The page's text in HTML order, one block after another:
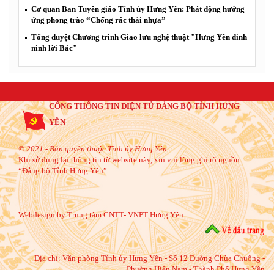
Cơ quan Ban Tuyên giáo Tỉnh ủy Hưng Yên: Phát động hưởng
ứng phong trào “Chống rác thải nhựa”
Tổng duyệt Chương trình Giao lưu nghệ thuật "Hưng Yên đinh
ninh lời Bác"
CỔNG THÔNG TIN ĐIỆN TỬ ĐẢNG BỘ TỈNH HƯNG
YÊN
© 2021 - Bản quyền thuộc Tỉnh ủy Hưng Yên
Khi sử dụng lại thông tin từ website này, xin vui lòng ghi rõ nguồn
“Đảng bộ Tỉnh Hưng Yên”
Webdesign by Trung tâm CNTT- VNPT Hưng Yên
Địa chỉ:Văn phòng Tỉnh ủy Hưng Yên - Số 12 Đường Chùa Chuông -